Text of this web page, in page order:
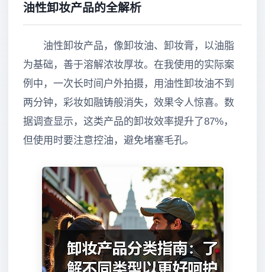
油性卸妆产品的全解析
油性卸妆产品，像卸妆油、卸妆膏，以油脂
为基础，善于溶解浓妆厚妆。在我使用的实际案
例中，一次长时间户外拍摄，用油性卸妆油不到
两分钟，彩妆如融铸般消失，效果令人惊喜。数
据调查显示，这类产品的卸妆效率提升了87%，
但使用时要注意控油，避免堵塞毛孔。